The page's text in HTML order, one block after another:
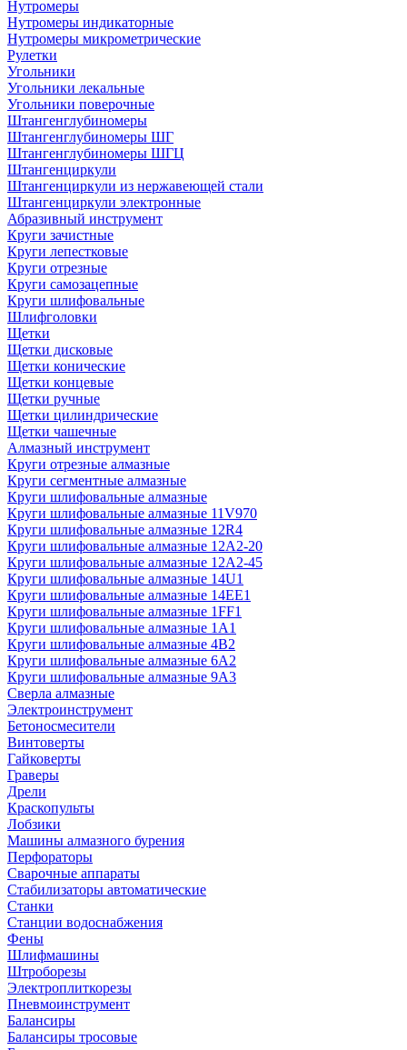
Нутромеры
Нутромеры индикаторные
Нутромеры микрометрические
Рулетки
Угольники
Угольники лекальные
Угольники поверочные
Штангенглубиномеры
Штангенглубиномеры ШГ
Штангенглубиномеры ШГЦ
Штангенциркули
Штангенциркули из нержавеющей стали
Штангенциркули электронные
Абразивный инструмент
Круги зачистные
Круги лепестковые
Круги отрезные
Круги самозацепные
Круги шлифовальные
Шлифголовки
Щетки
Щетки дисковые
Щетки конические
Щетки концевые
Щетки ручные
Щетки цилиндрические
Щетки чашечные
Алмазный инструмент
Круги отрезные алмазные
Круги сегментные алмазные
Круги шлифовальные алмазные
Круги шлифовальные алмазные 11V970
Круги шлифовальные алмазные 12R4
Круги шлифовальные алмазные 12А2-20
Круги шлифовальные алмазные 12А2-45
Круги шлифовальные алмазные 14U1
Круги шлифовальные алмазные 14ЕЕ1
Круги шлифовальные алмазные 1FF1
Круги шлифовальные алмазные 1А1
Круги шлифовальные алмазные 4В2
Круги шлифовальные алмазные 6A2
Круги шлифовальные алмазные 9А3
Сверла алмазные
Электроинструмент
Бетоносмесители
Винтоверты
Гайковерты
Граверы
Дрели
Краскопульты
Лобзики
Машины алмазного бурения
Перфораторы
Сварочные аппараты
Стабилизаторы автоматические
Станки
Станции водоснабжения
Фены
Шлифмашины
Штроборезы
Электроплиткорезы
Пневмоинструмент
Балансиры
Балансиры тросовые